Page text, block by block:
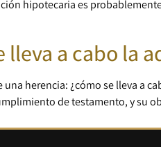
hipotecaria es
lleva a cabo la
herencia: ¿cómo se lleva a
de testamento, y su